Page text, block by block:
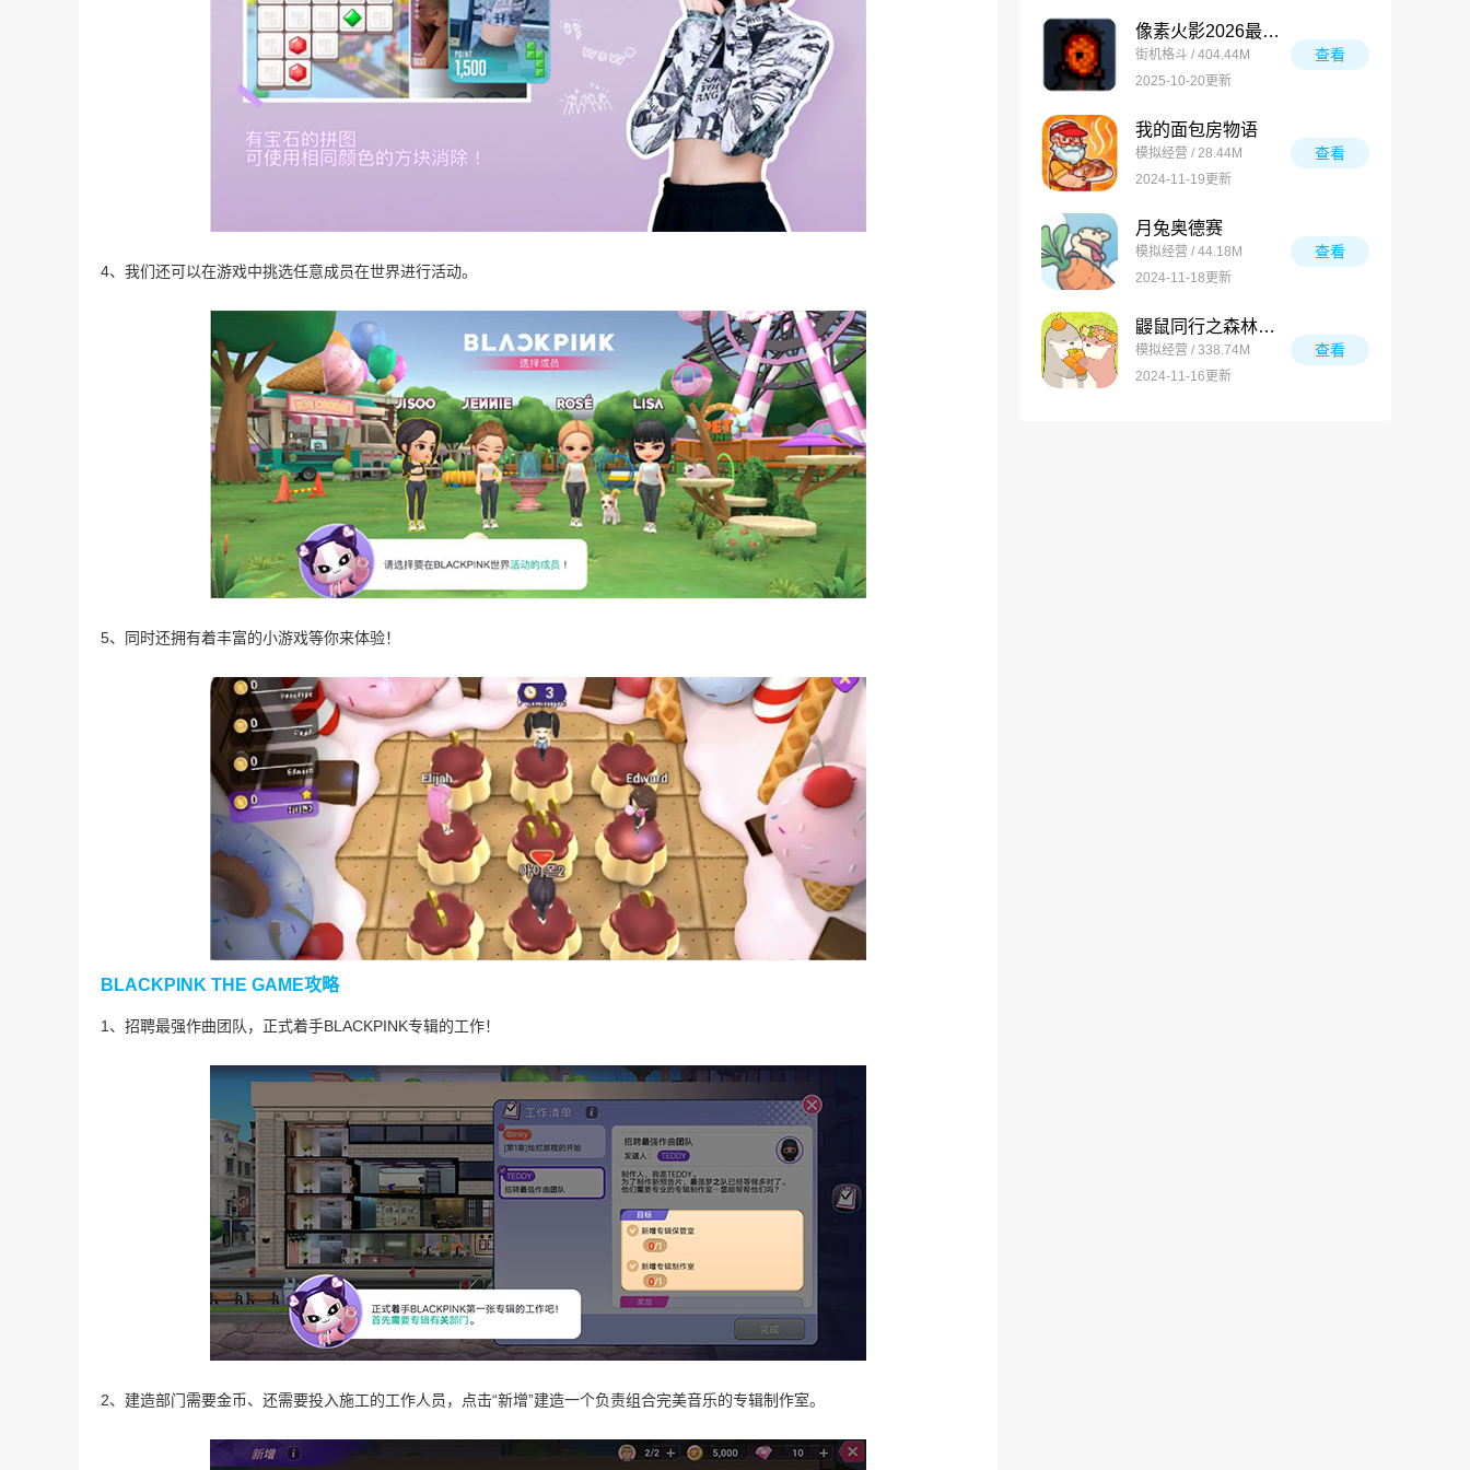
4、我们还可以在游戏中挑选任意成员在世界进行活动。
5、同时还拥有着丰富的小游戏等你来体验！
BLACKPINK THE GAME攻略
1、招聘最强作曲团队，正式着手BLACKPINK专辑的工作！
2、建造部门需要金币、还需要投入施工的工作人员，点击“新增”建造一个负责组合完美音乐的专辑制作室。
像素火影2026最新版
街机格斗 / 404.44M
2025-10-20更新
查看
我的面包房物语
模拟经营 / 28.44M
2024-11-19更新
查看
月兔奥德赛
模拟经营 / 44.18M
2024-11-18更新
查看
鼹鼠同行之森林之家万圣节版
模拟经营 / 338.74M
2024-11-16更新
查看